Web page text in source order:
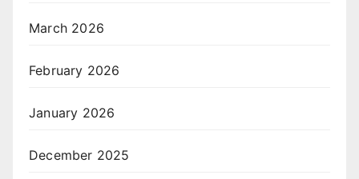
March 2026
February 2026
January 2026
December 2025